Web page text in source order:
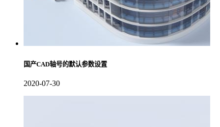
国产CAD轴号的默认参数设置
2020-07-30